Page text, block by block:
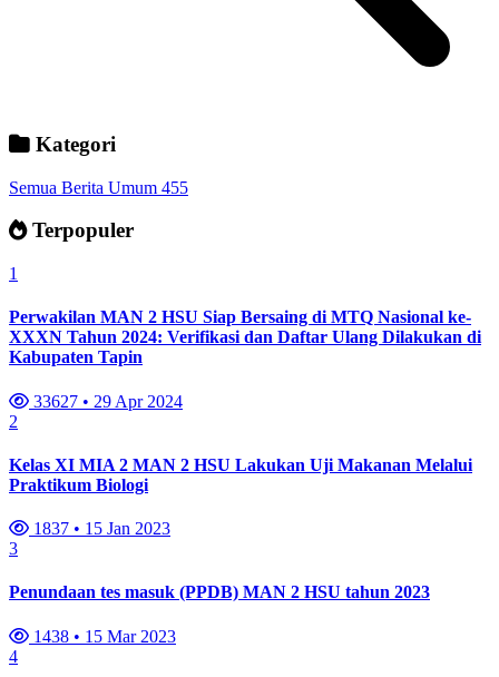
Kategori
Semua Berita Umum 455
Terpopuler
1
Perwakilan MAN 2 HSU Siap Bersaing di MTQ Nasional ke-
XXXN Tahun 2024: Verifikasi dan Daftar Ulang Dilakukan di
Kabupaten Tapin
33627 • 29 Apr 2024
2
Kelas XI MIA 2 MAN 2 HSU Lakukan Uji Makanan Melalui
Praktikum Biologi
1837 • 15 Jan 2023
3
Penundaan tes masuk (PPDB) MAN 2 HSU tahun 2023
1438 • 15 Mar 2023
4